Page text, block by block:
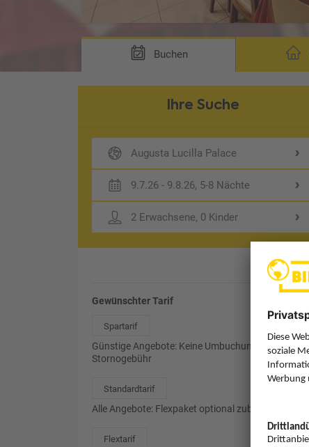
Buchen
Ihre Suche
Augusta Lucilla Palace
9.7.26 - 9.8.26, 5-8 Nächte
2 Erwachsene, 0 Kinder
Gewünschter Tarif
Spartarif
Günstige Angebote: Keine Umbuchung, 85%
Stornogebühr
Standardtarif
Alle Angebote: Flexpaket optional zubuchbar
Flextarif